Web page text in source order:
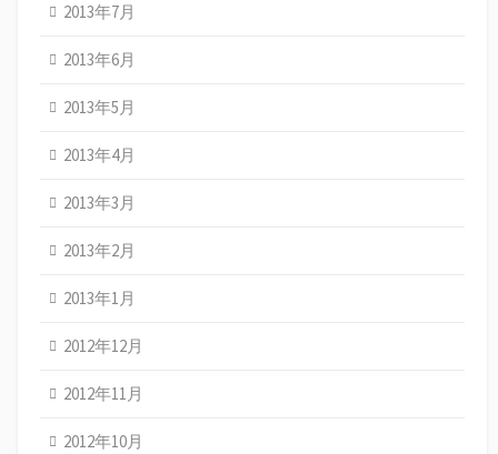
2013年7月
2013年6月
2013年5月
2013年4月
2013年3月
2013年2月
2013年1月
2012年12月
2012年11月
2012年10月